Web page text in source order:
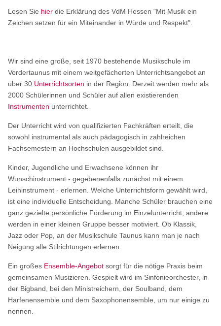
Lesen Sie hier die Erklärung des VdM Hessen "Mit Musik ein
Zeichen setzen für ein Miteinander in Würde und Respekt".
Wir sind eine große, seit 1970 bestehende Musikschule im
Vordertaunus mit einem weitgefächerten Unterrichtsangebot an
über 30 Unterrichtsorten in der Region. Derzeit werden mehr als
2000 Schülerinnen und Schüler auf allen existierenden
Instrumenten unterrichtet.
Der Unterricht wird von qualifizierten Fachkräften erteilt, die
sowohl instrumental als auch pädagogisch in zahlreichen
Fachsemestern an Hochschulen ausgebildet sind.
Kinder, Jugendliche und Erwachsene können ihr
Wunschinstrument - gegebenenfalls zunächst mit einem
Leihinstrument - erlernen. Welche Unterrichtsform gewählt wird,
ist eine individuelle Entscheidung. Manche Schüler brauchen eine
ganz gezielte persönliche Förderung im Einzelunterricht, andere
werden in einer kleinen Gruppe besser motiviert. Ob Klassik,
Jazz oder Pop, an der Musikschule Taunus kann man je nach
Neigung alle Stilrichtungen erlernen.
Ein großes Ensemble-Angebot sorgt für die nötige Praxis beim
gemeinsamen Musizieren. Gespielt wird im Sinfonieorchester, in
der Bigband, bei den Ministreichern, der Soulband, dem
Harfenensemble und dem Saxophonensemble, um nur einige zu
nennen.